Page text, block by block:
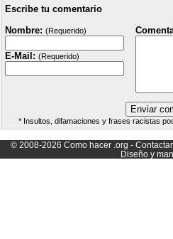
Escribe tu comentario
Nombre: (Requerido)
E-Mail: (Requerido)
* Insultos, difamaciones y frases racistas
© 2008-2026Como hacer .org -Contactar
Diseño y